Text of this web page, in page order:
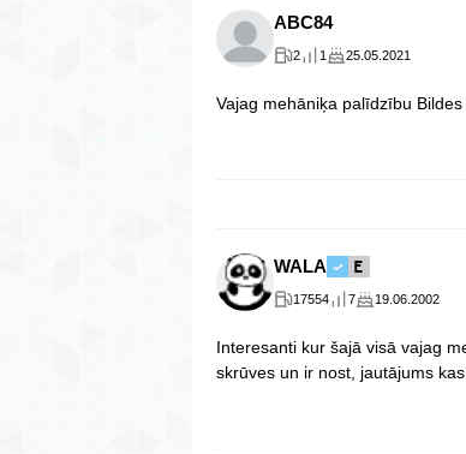
ABC84
2 1 25.05.2021
Vajag mehāniķa palīdzību Bildes
WALA
17554 7 19.06.2002
Interesanti kur šajā visā vajag
skrūves un ir nost, jautājums kas